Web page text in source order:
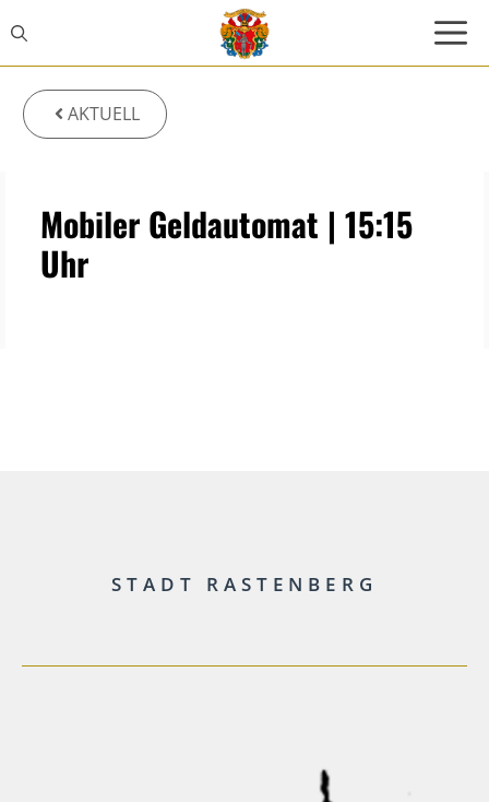
Inhalt
springen
AKTUELL
Mobiler Geldautomat | 15:15
Uhr
STADT RASTENBERG